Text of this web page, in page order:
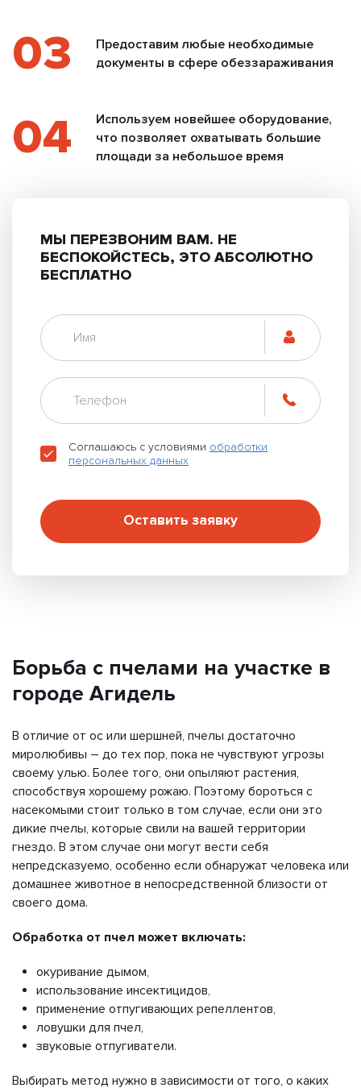
03
Предоставим любые необходимые
документы в сфере обеззараживания
04
Используем новейшее оборудование,
что позволяет охватывать большие
площади за небольшое время
МЫ ПЕРЕЗВОНИМ ВАМ. НЕ
БЕСПОКОЙСТЕСЬ, ЭТО АБСОЛЮТНО
БЕСПЛАТНО
Соглашаюсь с условиями обработки
персональных данных
Оставить заявку
Борьба с пчелами на участке в
городе Агидель
В отличие от ос или шершней, пчелы достаточно
миролюбивы – до тех пор, пока не чувствуют угрозы
своему улью. Более того, они опыляют растения,
способствуя хорошему рожаю. Поэтому бороться с
насекомыми стоит только в том случае, если они это
дикие пчелы, которые свили на вашей территории
гнездо. В этом случае они могут вести себя
непредсказуемо, особенно если обнаружат человека или
домашнее животное в непосредственной близости от
своего дома.
Обработка от пчел может включать:
окуривание дымом,
использование инсектицидов,
применение отпугивающих репеллентов,
ловушки для пчел,
звуковые отпугиватели.
Выбирать метод нужно в зависимости от того, о каких